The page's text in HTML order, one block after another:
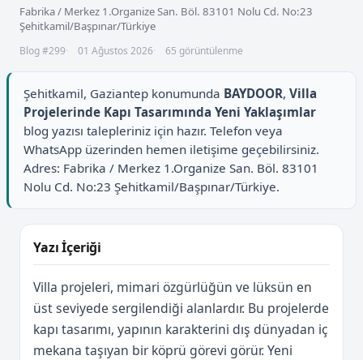
Fabrika / Merkez 1.Organize San. Böl. 83101 Nolu Cd. No:23
Şehitkamil/Başpınar/Türkiye
Blog #299 01 Ağustos 2026 65 görüntülenme
Şehitkamil, Gaziantep konumunda BAYDOOR, Villa
Projelerinde Kapı Tasarımında Yeni Yaklaşımlar
blog yazısı talepleriniz için hazır. Telefon veya
WhatsApp üzerinden hemen iletişime geçebilirsiniz.
Adres: Fabrika / Merkez 1.Organize San. Böl. 83101
Nolu Cd. No:23 Şehitkamil/Başpınar/Türkiye.
Yazı İçeriği
Villa projeleri, mimari özgürlüğün ve lüksün en
üst seviyede sergilendiği alanlardır. Bu projelerde
kapı tasarımı, yapının karakterini dış dünyadan iç
mekana taşıyan bir köprü görevi görür. Yeni